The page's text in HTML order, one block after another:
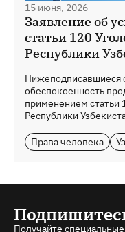
15 июня, 2026
Заявление об
статьи 120
Республики
Нижеподписавшиеся
обеспокоенность
применением статьи
Республики
Права человека
Получайте